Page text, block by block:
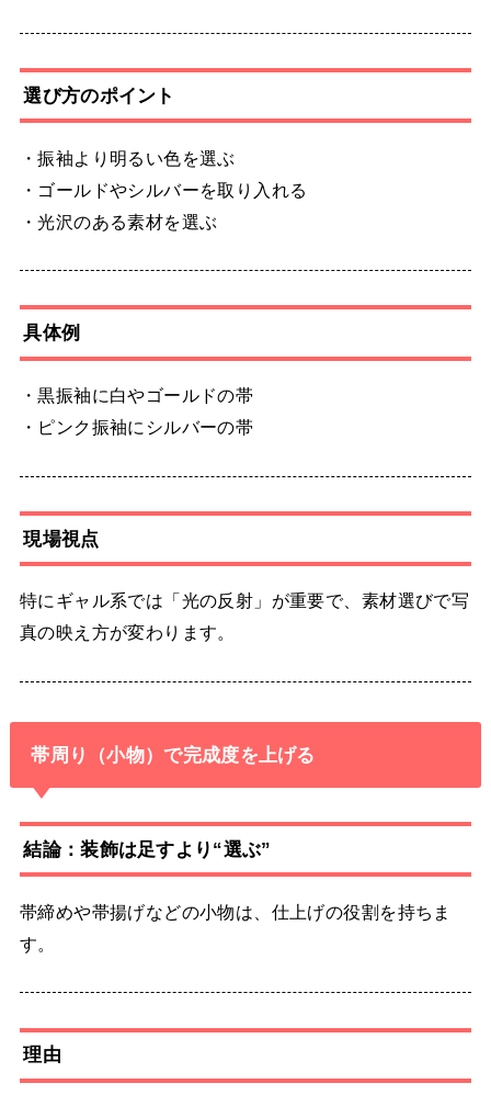
選び方のポイント
・振袖より明るい色を選ぶ
・ゴールドやシルバーを取り入れる
・光沢のある素材を選ぶ
具体例
・黒振袖に白やゴールドの帯
・ピンク振袖にシルバーの帯
現場視点
特にギャル系では「光の反射」が重要で、素材選びで写
真の映え方が変わります。
帯周り（小物）で完成度を上げる
結論：装飾は足すより“選ぶ”
帯締めや帯揚げなどの小物は、仕上げの役割を持ちま
す。
理由